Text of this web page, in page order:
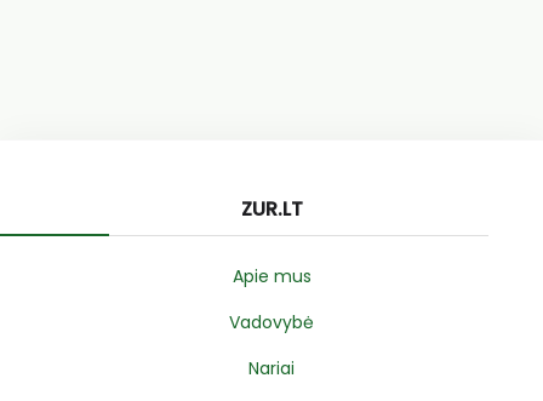
ZUR.LT
Apie mus
Vadovybė
Nariai